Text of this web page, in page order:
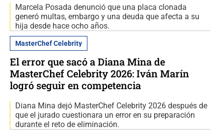
Marcela Posada denunció que una placa clonada
generó multas, embargo y una deuda que afecta a su
hija desde hace ocho años.
MasterChef Celebrity
El error que sacó a Diana Mina de
MasterChef Celebrity 2026: Iván Marín
logró seguir en competencia
Diana Mina dejó MasterChef Celebrity 2026 después de
que el jurado cuestionara un error en su preparación
durante el reto de eliminación.